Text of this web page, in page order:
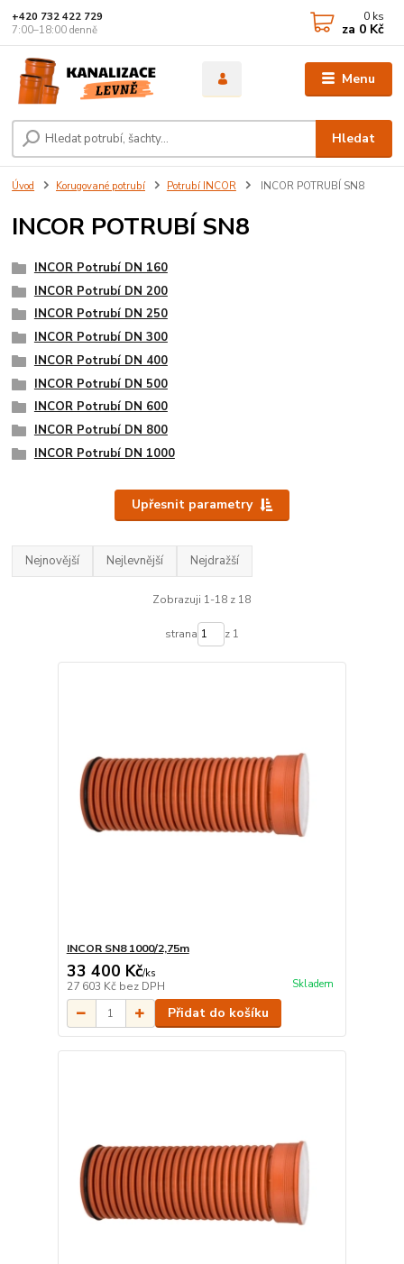
Menu
Hledat
+420 732 422 729
7:00–18:00 denně
0 ks
za 0 Kč
Úvod Korugované potrubí Potrubí INCOR INCOR POTRUBÍ SN8
INCOR POTRUBÍ SN8
INCOR Potrubí DN 160
INCOR Potrubí DN 200
INCOR Potrubí DN 250
INCOR Potrubí DN 300
INCOR Potrubí DN 400
INCOR Potrubí DN 500
INCOR Potrubí DN 600
INCOR Potrubí DN 800
INCOR Potrubí DN 1000
Upřesnit parametry
Nejnovější Nejlevnější Nejdražší
Zobrazuji 1-18 z 18
strana z 1
INCOR SN8 1000/2,75m
33 400 Kč/ks
27 603 Kč bez DPH Skladem
Přidat do košíku